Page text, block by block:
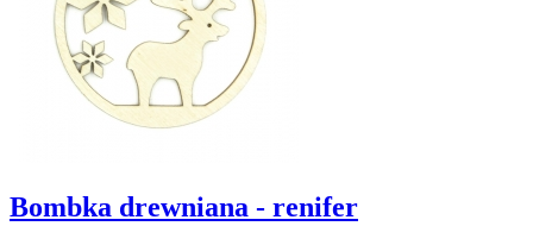
Bombka drewniana - renifer